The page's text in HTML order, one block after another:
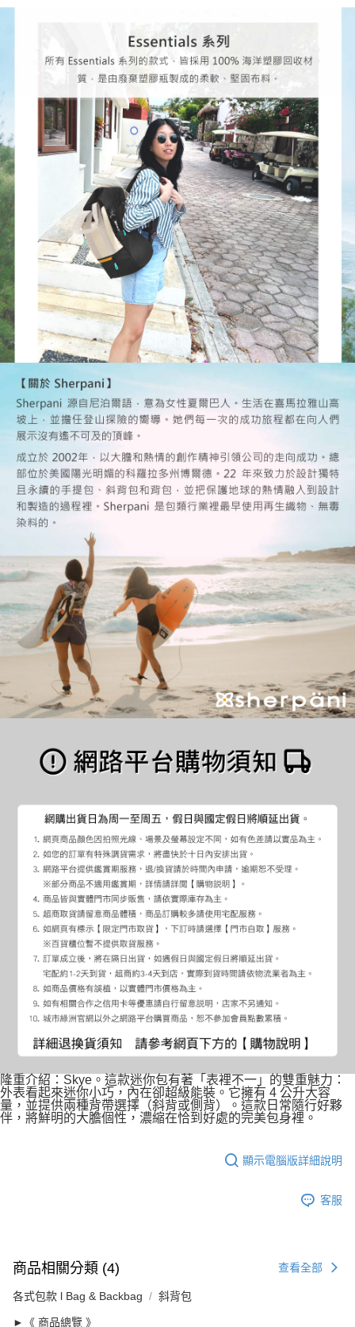
隆重介紹：Skye。這款迷你包有著「表裡不一」的雙重魅力：
外表看起來迷你小巧，內在卻超級能裝。它擁有 4 公升大容
量，並提供兩種背帶選擇（斜背或側背）。這款日常隨行好夥
伴，將鮮明的大膽個性，濃縮在恰到好處的完美包身裡。
顯示電腦版詳細說明
客服
商品相關分類 (4) 查看全部
各式包款 l Bag & Backbag 斜背包
►《 商品總覽 》